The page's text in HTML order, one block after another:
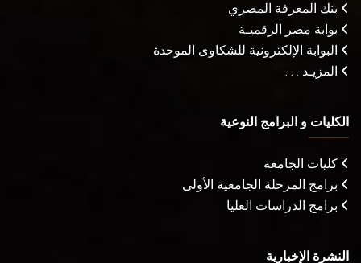
بنك المعرفة المصري
بوابة مصر الرقميـة
البوابة الإلكترونية للشكاوى الموحدة
المزيـد . . .
الكليات و البرامج النوعية
كليات الجامعة
برامج المرحلة الجامعية الأولى
برامج الدراسات العليا
النشرة الإخبارية